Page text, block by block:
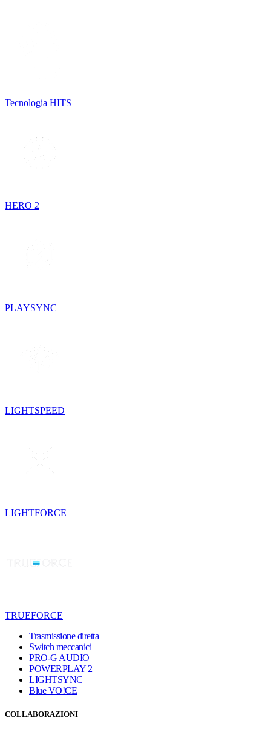
Tecnologia HITS
HERO 2
PLAYSYNC
LIGHTSPEED
LIGHTFORCE
TRUEFORCE
Trasmissione diretta
Switch meccanici
PRO-G AUDIO
POWERPLAY 2
LIGHTSYNC
Blue VO!CE
COLLABORAZIONI